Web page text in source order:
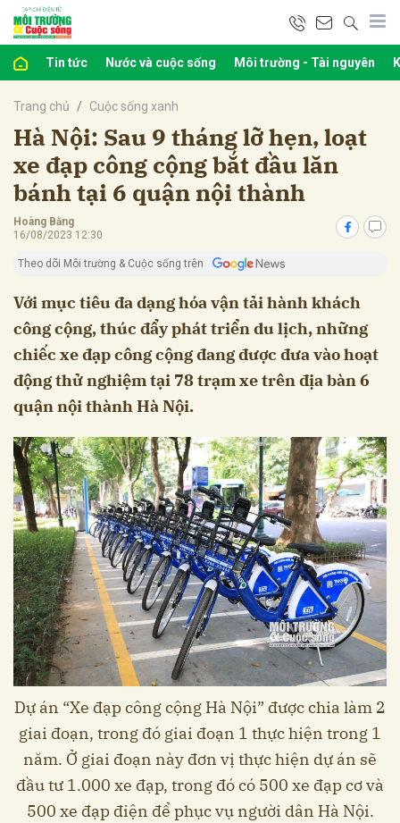
Tin tức Nước và cuộc sống Môi trường - Tài nguyên
Trang chủ Cuộc sống xanh
Hà Nội: Sau 9 tháng lỡ hẹn, loạt
xe đạp công cộng bắt đầu lăn
bánh tại 6 quận nội thành
Hoàng Bằng
16/08/2023 12:30
Theo dõi Môi trường & Cuộc sống trên
Với mục tiêu đa dạng hóa vận tải hành khách
công cộng, thúc đẩy phát triển du lịch, những
chiếc xe đạp công cộng đang được đưa vào hoạt
động thử nghiệm tại 78 trạm xe trên địa bàn 6
quận nội thành Hà Nội.
Dự án “Xe đạp công cộng Hà Nội” được chia làm 2
giai đoạn, trong đó giai đoạn 1 thực hiện trong 1
năm. Ở giai đoạn này đơn vị thực hiện dự án sẽ
đầu tư 1.000 xe đạp, trong đó có 500 xe đạp cơ và
500 xe đạp điện để phục vụ người dân Hà Nội.
Hủy